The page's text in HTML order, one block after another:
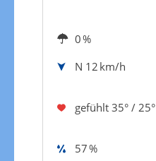
0 %
N 12 km/h
gefühlt 35° / 25°
57 %